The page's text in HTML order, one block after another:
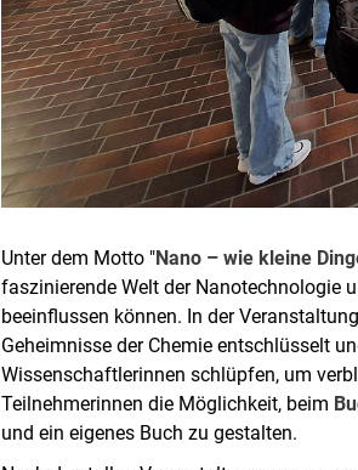
Unter dem Motto "Nano – wie kleine
faszinierende Welt der Nanotechnologie
beeinflussen können. In der
Geheimnisse der Chemie entschlüsselt
Wissenschaftlerinnen schlüpfen, um
Teilnehmerinnen die Möglichkeit, beim
und ein eigenes Buch zu gestalten.